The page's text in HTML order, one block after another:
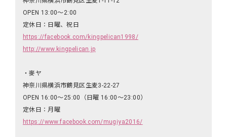
OPEN 13:00〜2:00
定休日：日曜、祝日
https://facebook.com/kingpelican1998/
http://www.kingpelican.jp
・麥ヤ
神奈川県横浜市鶴見区生麦3-22-27
OPEN 16:00〜25:00（日曜 16:00〜23:00）
定休日：月曜
https://www.facebook.com/mugiya2016/